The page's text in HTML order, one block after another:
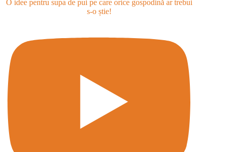
O idee pentru supa de pui pe care orice gospodină ar trebui
s-o știe!